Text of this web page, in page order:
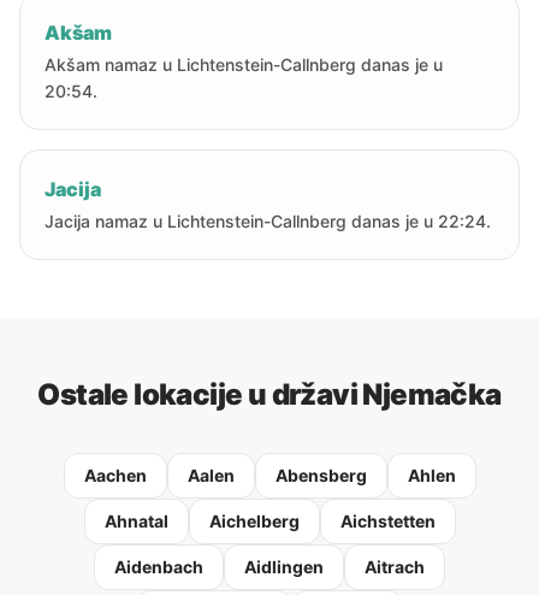
Akšam
Akšam namaz u Lichtenstein-Callnberg danas je u
20:54.
Jacija
Jacija namaz u Lichtenstein-Callnberg danas je u 22:24.
Ostale lokacije u državi Njemačka
Aachen Aalen Abensberg Ahlen
Ahnatal Aichelberg Aichstetten
Aidenbach Aidlingen Aitrach